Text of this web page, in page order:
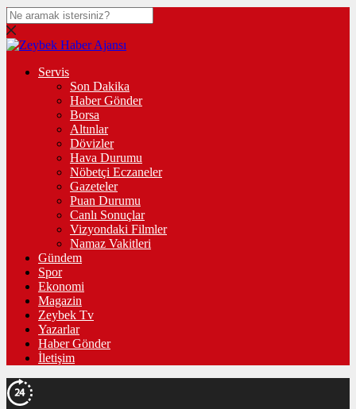
Servis
Son Dakika
Haber Gönder
Borsa
Altınlar
Dövizler
Hava Durumu
Nöbetçi Eczaneler
Gazeteler
Puan Durumu
Canlı Sonuçlar
Vizyondaki Filmler
Namaz Vakitleri
Gündem
Spor
Ekonomi
Magazin
Zeybek Tv
Yazarlar
Haber Gönder
İletişim